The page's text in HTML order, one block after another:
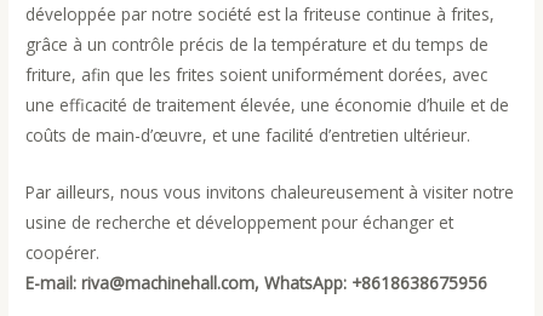
développée par notre société est la friteuse continue à frites,
grâce à un contrôle précis de la température et du temps de
friture, afin que les frites soient uniformément dorées, avec
une efficacité de traitement élevée, une économie d’huile et de
coûts de main-d’œuvre, et une facilité d’entretien ultérieur.
Par ailleurs, nous vous invitons chaleureusement à visiter notre
usine de recherche et développement pour échanger et
coopérer.
E-mail: riva@machinehall.com, WhatsApp: +8618638675956